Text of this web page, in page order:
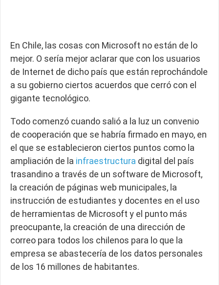
En Chile, las cosas con Microsoft no están de lo
mejor. O sería mejor aclarar que con los usuarios
de Internet de dicho país que están reprochándole
a su gobierno ciertos acuerdos que cerró con el
gigante tecnológico.
Todo comenzó cuando salió a la luz un convenio
de cooperación que se habría firmado en mayo, en
el que se establecieron ciertos puntos como la
ampliación de la infraestructura digital del país
trasandino a través de un software de Microsoft,
la creación de páginas web municipales, la
instrucción de estudiantes y docentes en el uso
de herramientas de Microsoft y el punto más
preocupante, la creación de una dirección de
correo para todos los chilenos para lo que la
empresa se abastecería de los datos personales
de los 16 millones de habitantes.